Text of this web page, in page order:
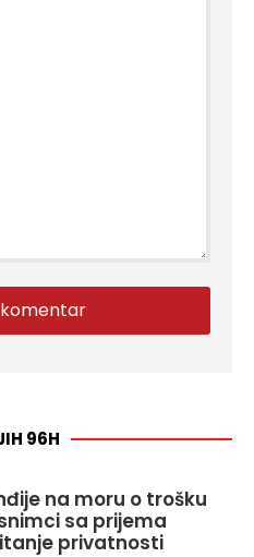
96H
na moru o trošku
sa prijema
privatnosti